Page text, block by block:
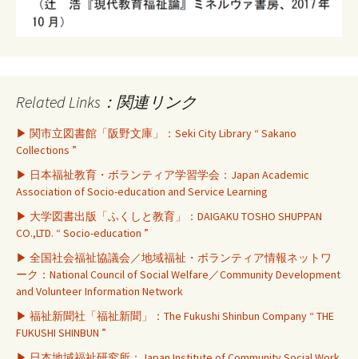
Related Links：関連リンク
▶ 関市立図書館「阪野文庫」：Seki City Library “ Sakano
Collections ”
▶ 日本福祉教育・ボランティア学習学会：Japan Academic
Association of Socio-education and Service Learning
▶ 大学図書出版「ふくしと教育」：DAIGAKU TOSHO SHUPPAN
CO.,LTD. “ Socio-education ”
▶ 全国社会福祉協議会／地域福祉・ボランティア情報ネットワ
ーク：National Council of Social Welfare／Community Development
and Volunteer Information Network
▶ 福祉新聞社「福祉新聞」：The Fukushi Shinbun Company “ THE
FUKUSHI SHINBUN ”